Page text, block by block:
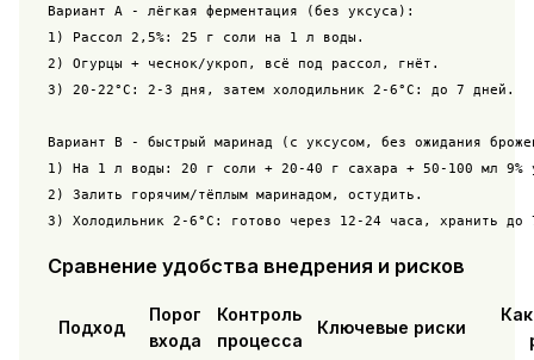
Вариант A - лёгкая ферментация (без уксуса):
1) Рассол 2,5%: 25 г соли на 1 л воды.
2) Огурцы + чеснок/укроп, всё под рассол, гнёт.
3) 20-22°C: 2-3 дня, затем холодильник 2-6°C: до 7 дней.
Вариант B - быстрый маринад (с уксусом, без ожидания
1) На 1 л воды: 20 г соли + 20-40 г сахара + 50-100 мл 9%
2) Залить горячим/тёплым маринадом, остудить.
3) Холодильник 2-6°C: готово через 12-24 часа, хранить до
Сравнение удобства внедрения и рисков
Подход
Порог
входа
Контроль
процесса
Ключевые риски